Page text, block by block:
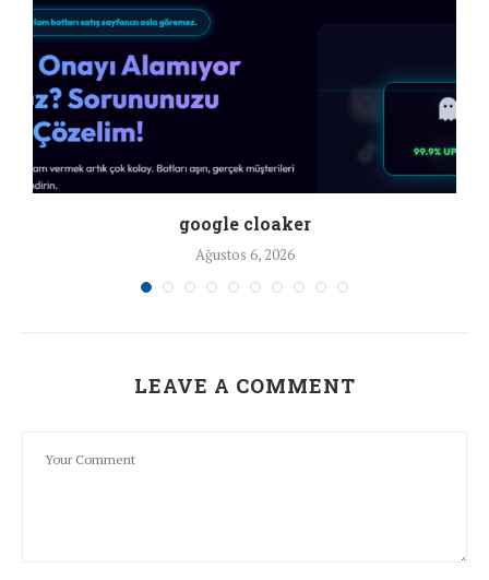
google cloaker
Ağustos 6, 2026
LEAVE A COMMENT